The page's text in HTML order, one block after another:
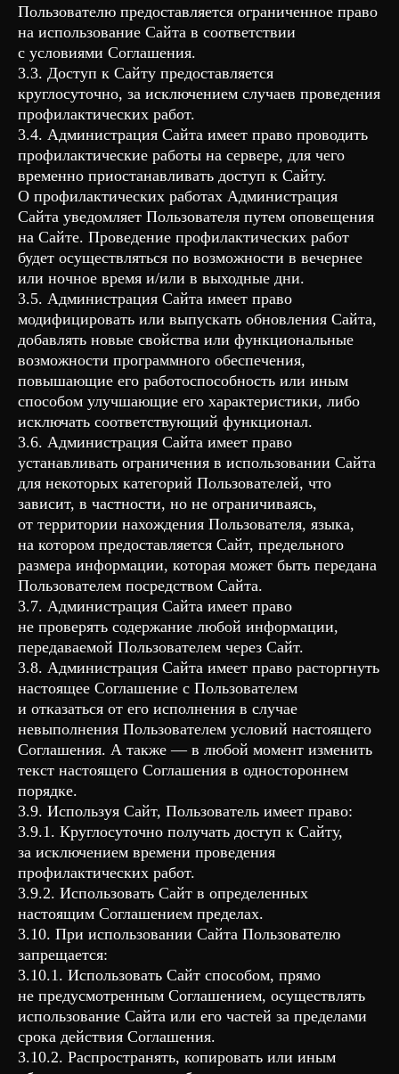
Пользователю предоставляется ограниченное право
на использование Сайта в соответствии
с условиями Соглашения.
3.3. Доступ к Сайту предоставляется
круглосуточно, за исключением случаев проведения
профилактических работ.
3.4. Администрация Сайта имеет право проводить
профилактические работы на сервере, для чего
временно приостанавливать доступ к Сайту.
О профилактических работах Администрация
Сайта уведомляет Пользователя путем оповещения
на Сайте. Проведение профилактических работ
будет осуществляться по возможности в вечернее
или ночное время и/или в выходные дни.
3.5. Администрация Сайта имеет право
модифицировать или выпускать обновления Сайта,
добавлять новые свойства или функциональные
возможности программного обеспечения,
повышающие его работоспособность или иным
способом улучшающие его характеристики, либо
исключать соответствующий функционал.
3.6. Администрация Сайта имеет право
устанавливать ограничения в использовании Сайта
для некоторых категорий Пользователей, что
зависит, в частности, но не ограничиваясь,
от территории нахождения Пользователя, языка,
на котором предоставляется Сайт, предельного
размера информации, которая может быть передана
Пользователем посредством Сайта.
3.7. Администрация Сайта имеет право
не проверять содержание любой информации,
передаваемой Пользователем через Сайт.
3.8. Администрация Сайта имеет право расторгнуть
настоящее Соглашение с Пользователем
и отказаться от его исполнения в случае
невыполнения Пользователем условий настоящего
Соглашения. А также — в любой момент изменить
текст настоящего Соглашения в одностороннем
порядке.
3.9. Используя Сайт, Пользователь имеет право:
3.9.1. Круглосуточно получать доступ к Сайту,
за исключением времени проведения
профилактических работ.
3.9.2. Использовать Сайт в определенных
настоящим Соглашением пределах.
3.10. При использовании Сайта Пользователю
запрещается:
3.10.1. Использовать Сайт способом, прямо
не предусмотренным Соглашением, осуществлять
использование Сайта или его частей за пределами
срока действия Соглашения.
3.10.2. Распространять, копировать или иным